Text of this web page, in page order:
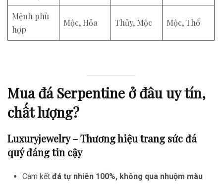
Mệnh phù
hợp
Mộc, Hỏa Thủy, Mộc Mộc, Thổ
Mua đá Serpentine ở đâu uy tín,
chất lượng?
Luxuryjewelry – Thương hiệu trang sức đá
quý đáng tin cậy
Cam kết đá tự nhiên 100%, không qua nhuộm màu